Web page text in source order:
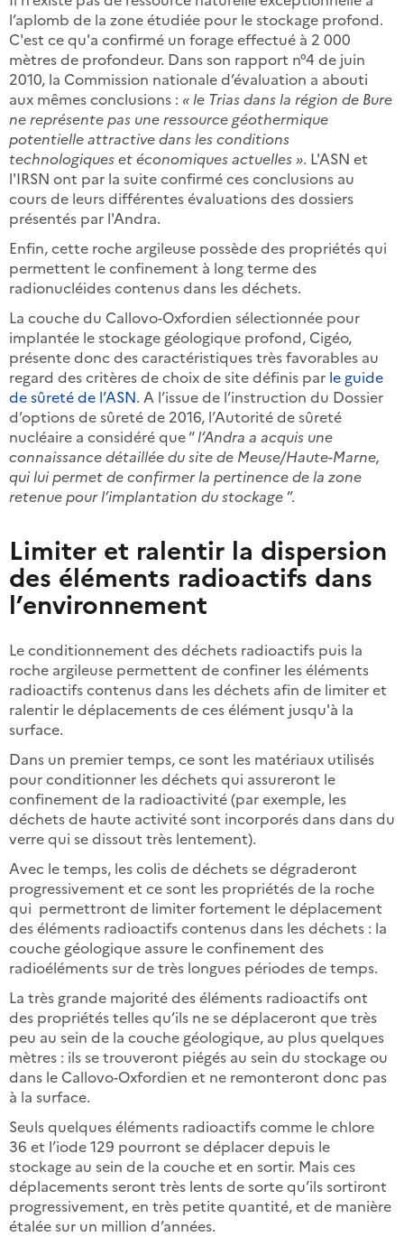
l’aplomb de la zone étudiée pour le stockage profond.
C'est ce qu'a confirmé un forage effectué à 2 000
mètres de profondeur. Dans son rapport n°4 de juin
2010, la Commission nationale d’évaluation a abouti
aux mêmes conclusions : « le Trias dans la région de Bure
ne représente pas une ressource géothermique
potentielle attractive dans les conditions
technologiques et économiques actuelles ». L'ASN et
l'IRSN ont par la suite confirmé ces conclusions au
cours de leurs différentes évaluations des dossiers
présentés par l'Andra.
Enfin, cette roche argileuse possède des propriétés qui
permettent le confinement à long terme des
radionucléides contenus dans les déchets.
La couche du Callovo-Oxfordien sélectionnée pour
implantée le stockage géologique profond, Cigéo,
présente donc des caractéristiques très favorables au
regard des critères de choix de site définis par le guide
de sûreté de l’ASN. A l’issue de l’instruction du Dossier
d’options de sûreté de 2016, l’Autorité de sûreté
nucléaire a considéré que “l’Andra a acquis une
connaissance détaillée du site de Meuse/Haute-Marne,
qui lui permet de confirmer la pertinence de la zone
retenue pour l’implantation du stockage ”.
Limiter et ralentir la dispersion
des éléments radioactifs dans
l’environnement
Le conditionnement des déchets radioactifs puis la
roche argileuse permettent de confiner les éléments
radioactifs contenus dans les déchets afin de limiter et
ralentir le déplacements de ces élément jusqu'à la
surface.
Dans un premier temps, ce sont les matériaux utilisés
pour conditionner les déchets qui assureront le
confinement de la radioactivité (par exemple, les
déchets de haute activité sont incorporés dans dans du
verre qui se dissout très lentement).
Avec le temps, les colis de déchets se dégraderont
progressivement et ce sont les propriétés de la roche
qui permettront de limiter fortement le déplacement
des éléments radioactifs contenus dans les déchets : la
couche géologique assure le confinement des
radioéléments sur de très longues périodes de temps.
La très grande majorité des éléments radioactifs ont
des propriétés telles qu’ils ne se déplaceront que très
peu au sein de la couche géologique, au plus quelques
mètres : ils se trouveront piégés au sein du stockage ou
dans le Callovo-Oxfordien et ne remonteront donc pas
à la surface.
Seuls quelques éléments radioactifs comme le chlore
36 et l’iode 129 pourront se déplacer depuis le
stockage au sein de la couche et en sortir. Mais ces
déplacements seront très lents de sorte qu’ils sortiront
progressivement, en très petite quantité, et de manière
étalée sur un million d’années.